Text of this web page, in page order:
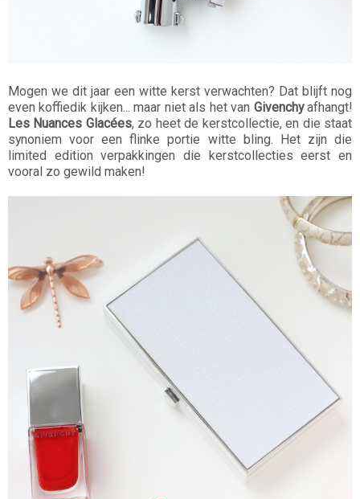
Mogen we dit jaar een witte kerst verwachten? Dat blijft nog
even koffiedik kijken... maar niet als het van Givenchyafhangt!
Les Nuances Glacées, zo heet de kerstcollectie, en die staat
synoniem voor een flinke portie witte bling. Het zijn die
limited edition verpakkingen die kerstcollecties eerst en
vooral zo gewild maken!